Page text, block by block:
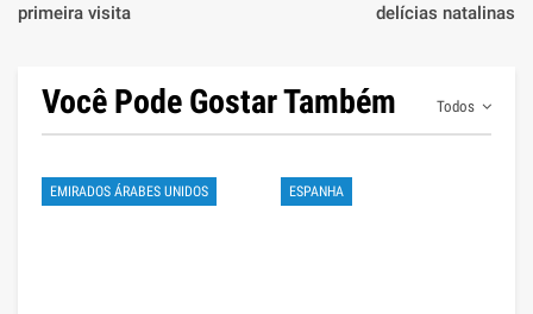
primeira visita
delícias natalinas
Todos
Você Pode Gostar Também
EMIRADOS ÁRABES UNIDOS ESPANHA